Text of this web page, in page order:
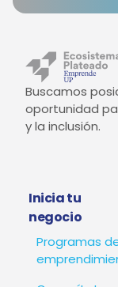
Buscamos
oportunidad
y la inclusión.
Inicia tu
negocio
Programas